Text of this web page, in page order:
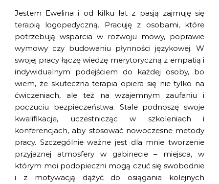
Jestem Ewelina i od kilku lat z pasją zajmuję się
terapią logopedyczną. Pracuję z osobami, które
potrzebują wsparcia w rozwoju mowy, poprawie
wymowy czy budowaniu płynności językowej. W
swojej pracy łączę wiedzę merytoryczną z empatią i
indywidualnym podejściem do każdej osoby, bo
wiem, że skuteczna terapia opiera się nie tylko na
ćwiczeniach, ale też na wzajemnym zaufaniu i
poczuciu bezpieczeństwa. Stale podnoszę swoje
kwalifikacje, uczestnicząc w szkoleniach i
konferencjach, aby stosować nowoczesne metody
pracy. Szczególnie ważne jest dla mnie tworzenie
przyjaznej atmosfery w gabinecie – miejsca, w
którym moi podopieczni mogą czuć się swobodnie
i z motywacją dążyć do osiągania kolejnych